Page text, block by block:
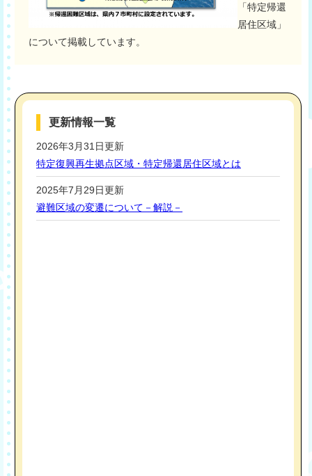
「特定帰還
居住区域」
について掲載しています。